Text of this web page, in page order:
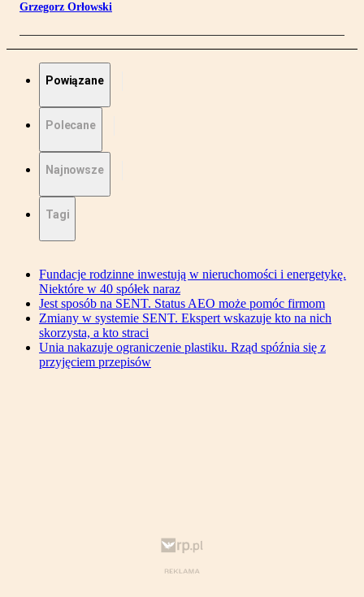
Grzegorz Orłowski
Powiązane
Polecane
Najnowsze
Tagi
Fundacje rodzinne inwestują w nieruchomości i energetykę.
Niektóre w 40 spółek naraz
Jest sposób na SENT. Status AEO może pomóc firmom
Zmiany w systemie SENT. Ekspert wskazuje kto na nich
skorzysta, a kto straci
Unia nakazuje ograniczenie plastiku. Rząd spóźnia się z
przyjęciem przepisów